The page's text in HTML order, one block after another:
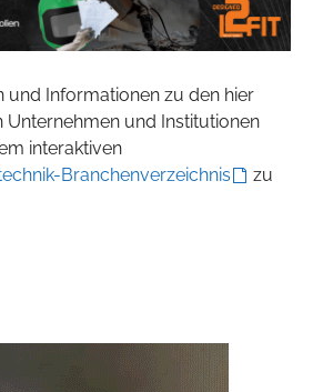
und Informationen zu den hier
Unternehmen und Institutionen
interaktiven
Branchenverzeichnis
zu